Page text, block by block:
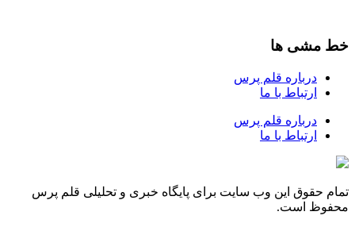
خط مشی ها
درباره قلم پرس
ارتباط با ما
درباره قلم پرس
ارتباط با ما
تمام حقوق این وب سایت برای پایگاه خبری و تحلیلی قلم پرس
محفوظ است.